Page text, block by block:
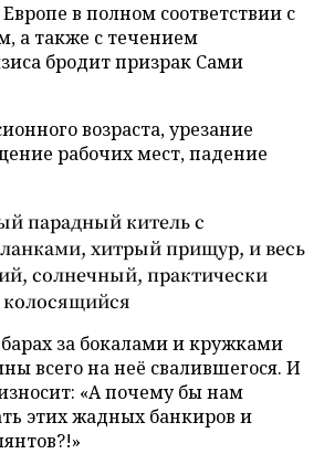
в полном соответствии с
а также с течением
бродит призрак Сами
возраста, урезание
рабочих мест, падение
парадный китель с
хитрый прищур, и весь
солнечный, практически
за бокалами и кружками
всего на неё свалившегося. И
«А почему бы нам
этих жадных банкиров и